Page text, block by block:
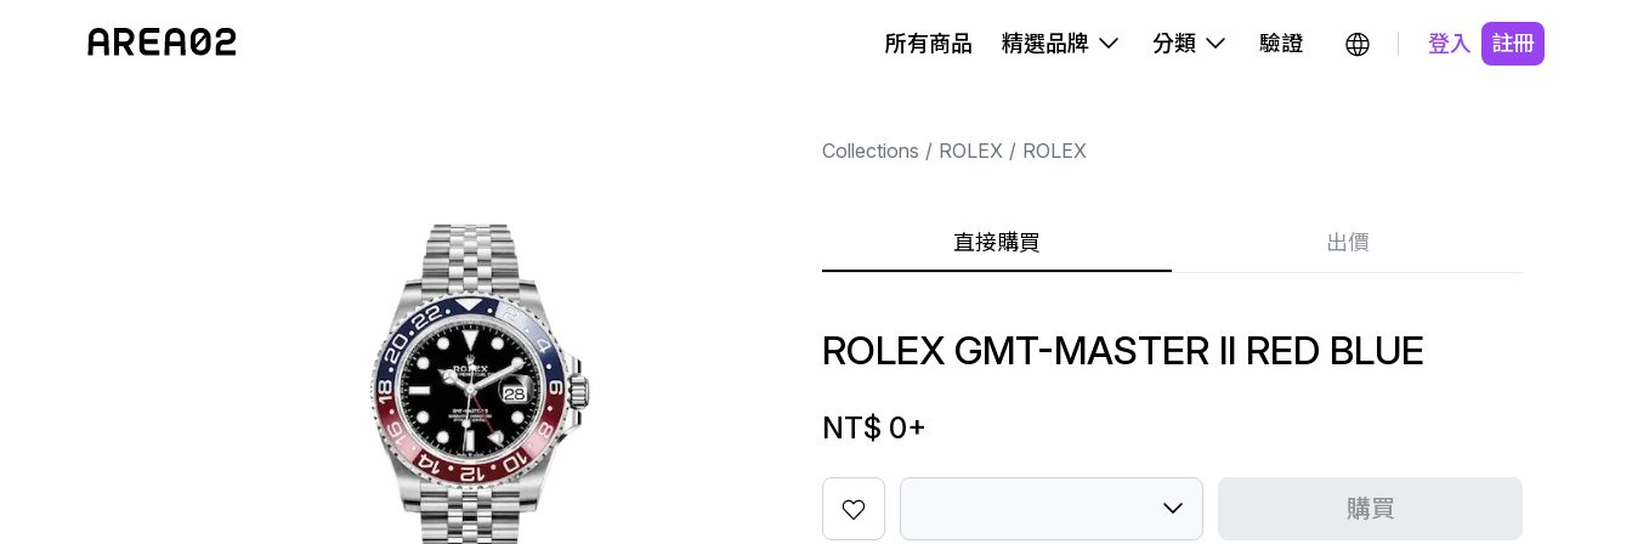
所有商品 精選品牌 分類 驗證 登入 註冊
Collections ROLEX ROLEX
直接購買 出價
ROLEX GMT-MASTER II RED BLUE
NT$ 0+
購買